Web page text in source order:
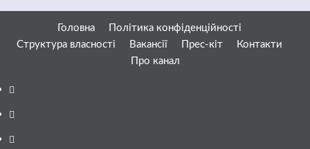
Головна
Політика конфіденційності
Структура власності
Вакансії Прес-кіт
Контакти
Про канал
Facebook
YouTube
Telegram